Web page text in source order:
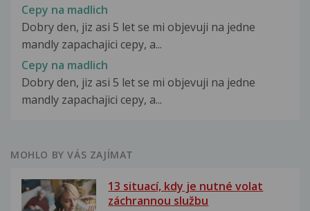
Cepy na madlich
Dobry den, jiz asi 5 let se mi objevuji na jedne
mandly zapachajici cepy, a...
Cepy na madlich
Dobry den, jiz asi 5 let se mi objevuji na jedne
mandly zapachajici cepy, a...
MOHLO BY VÁS ZAJÍMAT
13 situací, kdy je nutné volat
záchrannou službu